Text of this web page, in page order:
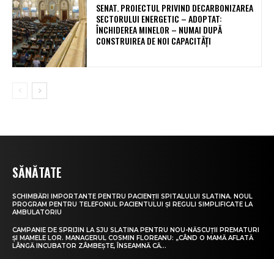
SENAT. PROIECTUL PRIVIND DECARBONIZAREA
SECTORULUI ENERGETIC – ADOPTAT:
ÎNCHIDEREA MINELOR – NUMAI DUPĂ
CONSTRUIREA DE NOI CAPACITĂȚI
SĂNĂTATE
SCHIMBĂRI IMPORTANTE PENTRU PACIENȚII SPITALULUI SLATINA. NOUL
PROGRAM PENTRU TELEFONUL PACIENTULUI ȘI REGULI SIMPLIFICATE LA
AMBULATORIU
CAMPANIE DE SPRIJIN LA SJU SLATINA PENTRU NOU-NĂSCUȚII PREMATURI
ȘI MAMELE LOR. MANAGERUL COSMIN FLOREANU: „CÂND O MAMĂ AFLATĂ
LÂNGĂ INCUBATOR ZÂMBEȘTE, ÎNSEAMNĂ CĂ...